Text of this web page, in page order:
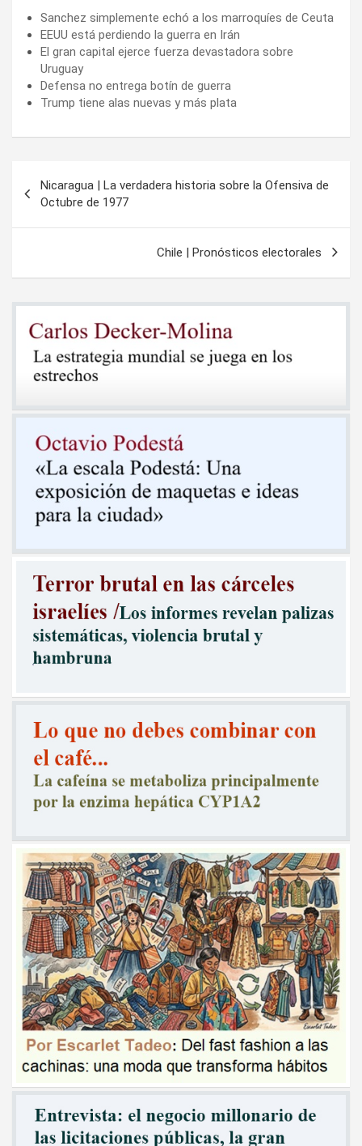
Sanchez simplemente echó a los marroquíes de Ceuta
EEUU está perdiendo la guerra en Irán
El gran capital ejerce fuerza devastadora sobre
Uruguay
Defensa no entrega botín de guerra
Trump tiene alas nuevas y más plata
de
entradas
Nicaragua | La verdadera historia sobre la Ofensiva de
Octubre de 1977
Chile | Pronósticos electorales